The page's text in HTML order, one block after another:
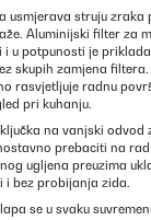
usmjerava struju
Aluminijski filter za
u potpunosti je
skupih zamjena
rasvjetljuje radnu
pri kuhanju.
na vanjski odvod
prebaciti na
ugljena preuzima
i bez probijanja zida.
se u svaku